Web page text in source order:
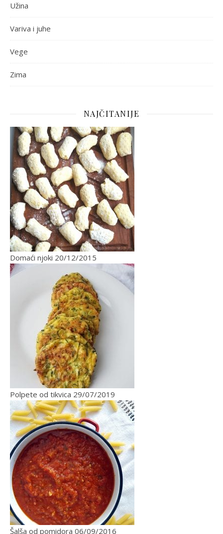
Užina
Variva i juhe
Vege
Zima
NAJČITANIJE
Domaći njoki 20/12/2015
Polpete od tikvica 29/07/2019
Šalša od pomidora 06/09/2016